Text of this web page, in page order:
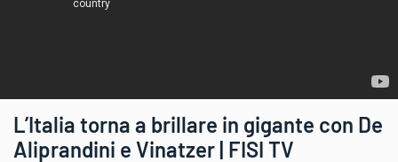
L’Italia torna a brillare in gigante con De
Aliprandini e Vinatzer | FISI TV